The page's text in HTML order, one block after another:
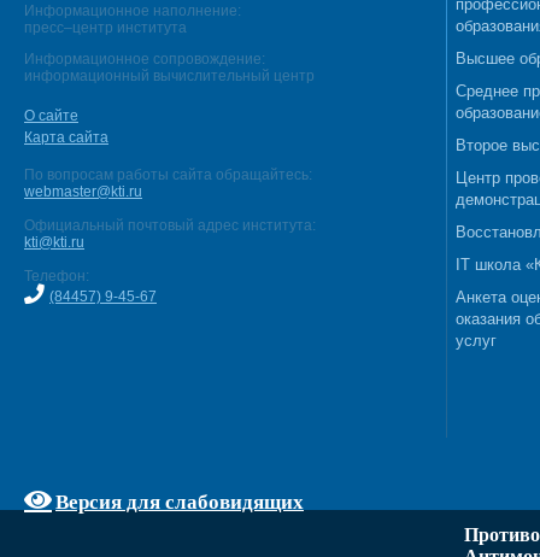
Информационное наполнение:
пресс–центр института
Информационное сопровождение:
информационный вычислительный центр
О сайте
Карта сайта
По вопросам работы сайта обращайтесь:
webmaster@kti.ru
Официальный почтовый адрес института:
kti@kti.ru
Телефон:
(84457) 9-45-67
Версия для слабовидящих
Высшее
Среднее
Второе
Центр
IT школа
Анкета
оказания
услуг